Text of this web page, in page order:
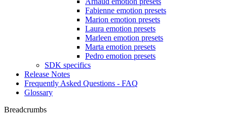
Fabienne emotion presets
Marion emotion presets
Laura emotion presets
Marleen emotion presets
Marta emotion presets
Pedro emotion presets
SDK specifics
Release Notes
Frequently Asked Questions - FAQ
Glossary
Breadcrumbs